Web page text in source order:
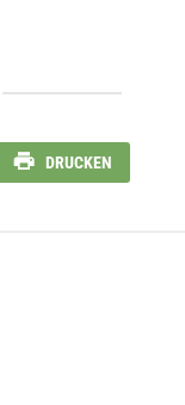
DRUCKEN